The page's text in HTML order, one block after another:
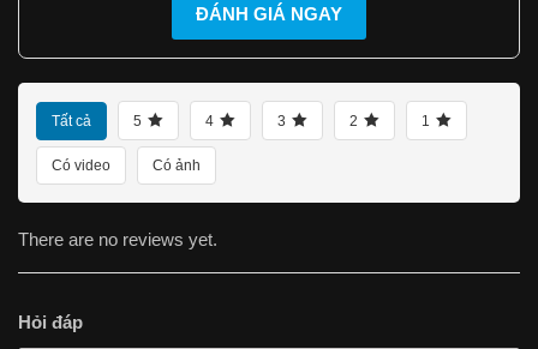
ĐÁNH GIÁ NGAY
Tất cả 5 4 3 2 1
Có video Có ảnh
There are no reviews yet.
Hỏi đáp